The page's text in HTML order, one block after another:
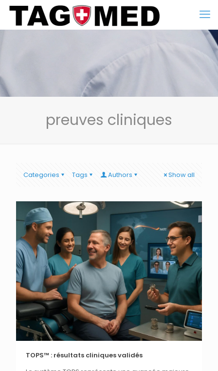
preuves cliniques
Categories Tags Authors Show all
TOPS™ : résultats cliniques validés